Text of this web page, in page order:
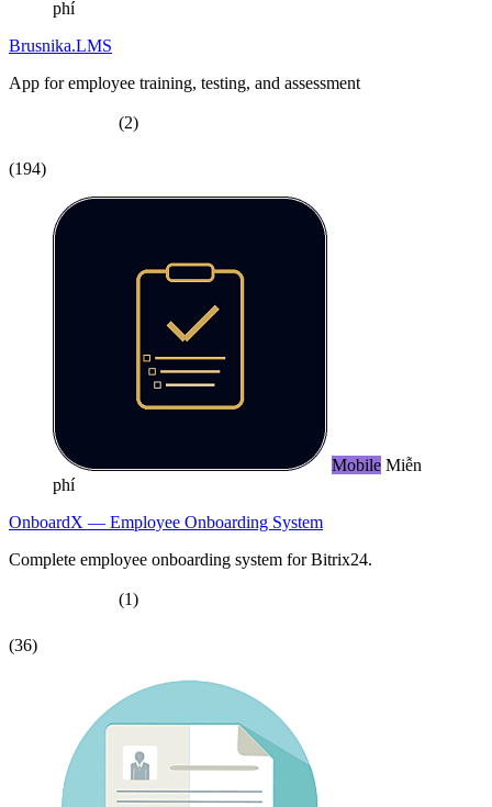
phí
Brusnika.LMS
App for employee training, testing, and assessment
(2)
(194)
Mobile Miễn
phí
OnboardX — Employee Onboarding System
Complete employee onboarding system for Bitrix24.
(1)
(36)